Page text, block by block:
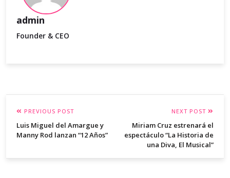
admin
Founder & CEO
PREVIOUS POST
Luis Miguel del Amargue y
Manny Rod lanzan “12 Años”
NEXT POST
Miriam Cruz estrenará el
espectáculo “La Historia de
una Diva, El Musical”